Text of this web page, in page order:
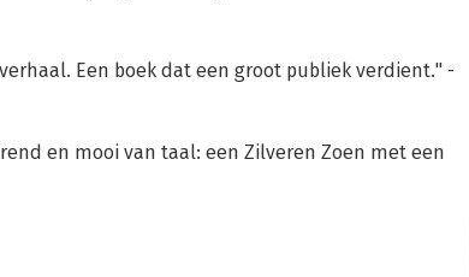
Een boek dat een groot publiek verdient." -
en mooi van taal: een Zilveren Zoen met een